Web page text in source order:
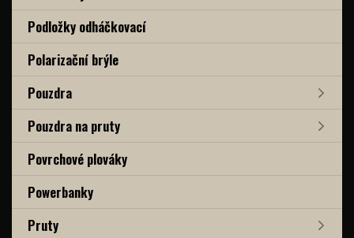
Podložky odháčkovací
Polarizační brýle
Pouzdra
Pouzdra na pruty
Povrchové plováky
Powerbanky
Pruty